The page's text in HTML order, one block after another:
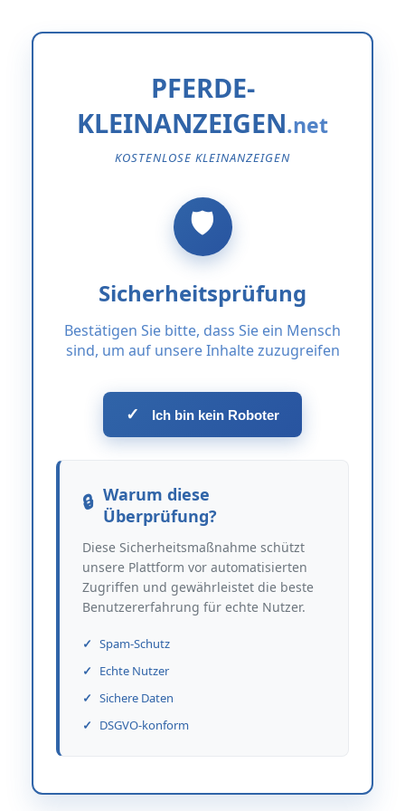
PFERDE-
KLEINANZEIGEN
KOSTENLOSE KLEINANZEIGEN
Sicherheitsprüfung
Bestätigen Sie bitte, dass Sie ein Mensch
sind, um auf unsere Inhalte zuzugreifen
✓ Ich bin kein Roboter
Warum diese
Überprüfung?
Diese Sicherheitsmaßnahme schützt
unsere Plattform vor automatisierten
Zugriffen und gewährleistet die beste
Benutzererfahrung für echte Nutzer.
Spam-Schutz
Echte Nutzer
Sichere Daten
DSGVO-konform